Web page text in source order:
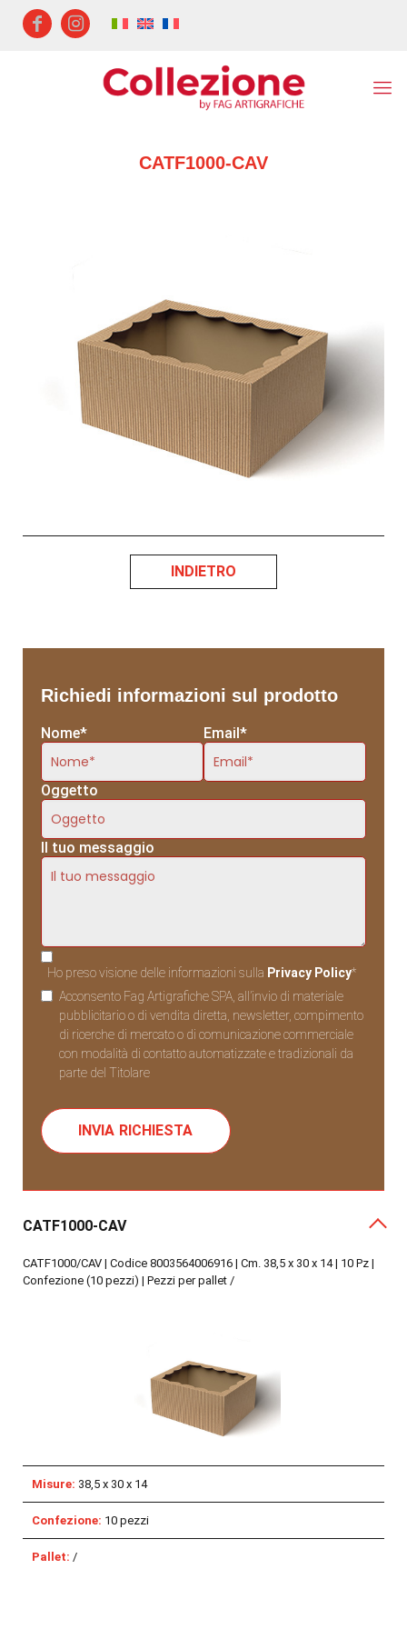
CATF1000-CAV
INDIETRO
Richiedi informazioni sul prodotto
Nome* Email*
Oggetto
Il tuo messaggio
Ho preso visione delle informazioni sulla Privacy Policy*
Acconsento Fag Artigrafiche SPA, all’invio di materiale
pubblicitario o di vendita diretta, newsletter, compimento
di ricerche di mercato o di comunicazione commerciale
con modalità di contatto automatizzate e tradizionali da
parte del Titolare
CATF1000-CAV
CATF1000/CAV | Codice 8003564006916 | Cm. 38,5 x 30 x 14 | 10 Pz |
Confezione (10 pezzi) | Pezzi per pallet /
Misure: 38,5 x 30 x 14
Confezione: 10 pezzi
Pallet: /